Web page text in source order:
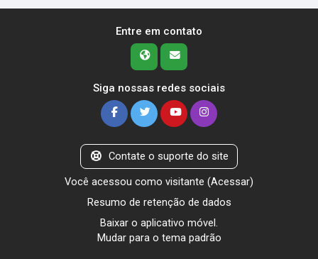
Entre em contato
Siga nossas redes sociais
Contate o suporte do site
Você acessou como visitante (Acessar)
Resumo de retenção de dados
Baixar o aplicativo móvel.
Mudar para o tema padrão